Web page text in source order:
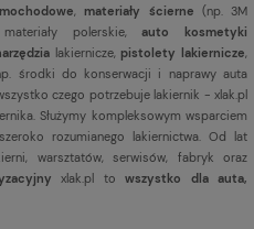
,materiały ścierne (np. 3M
polerskie,auto kosmetyki
lakiernicze,pistolety lakiernicze,
środki do konserwacji i naprawy auta
czego potrzebuje lakiernik - xlak.pl
Służymy kompleksowym wsparciem
rozumianego lakiernictwa. Od lat
warsztatów, serwisów, fabryk oraz
xlak.pl to wszystko dla auta,